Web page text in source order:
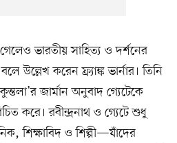
ভারতীয় সাহিত্য ও দর্শনের
উল্লেখ করেন ফ্র্যাঙ্ক ভার্নার। তিনি
জার্মান অনুবাদ গ্যেটেকে
করে। রবীন্দ্রনাথ ও গ্যেটে শুধু
শিক্ষাবিদ ও শিল্পী—যাঁদের